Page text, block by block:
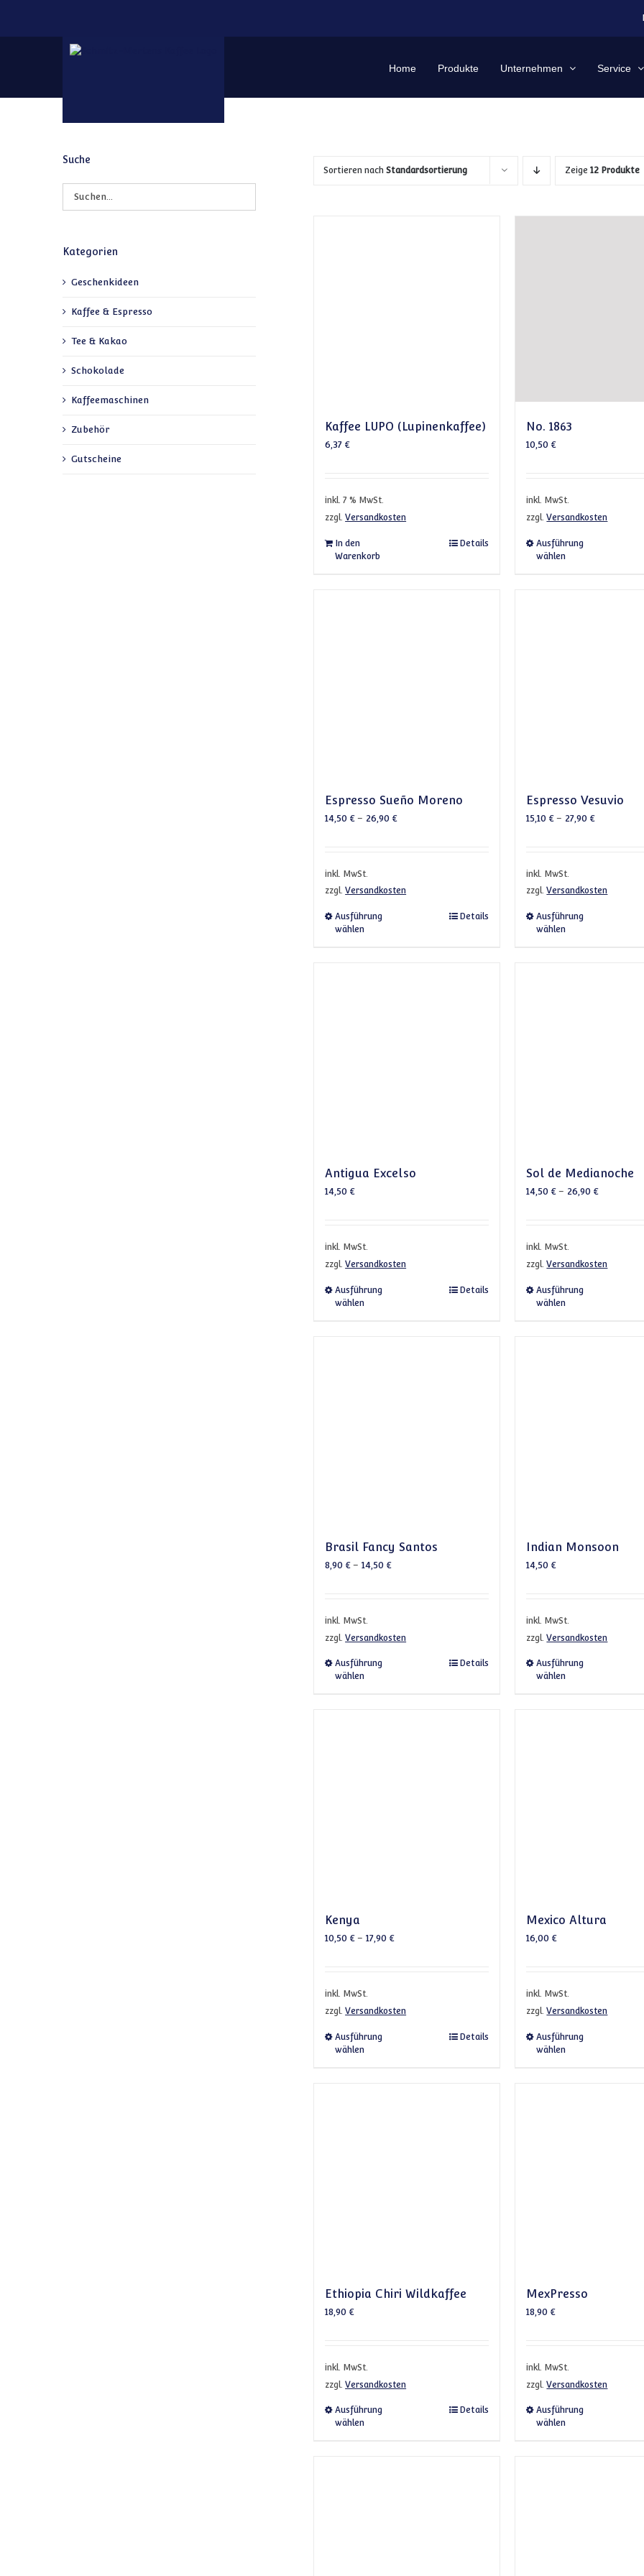
Home Produkte Unternehmen Service
Sortieren nachStandardsortierung Zeige12 Produkte
Kaffee LUPO (Lupinenkaffee)
6,37€
inkl. 7 % MwSt.
zzgl.Versandkosten
In den
Warenkorb
Details
No. 1863
10,50€
inkl. MwSt.
zzgl.Versandkosten
Ausführung
wählen
Espresso Sueño Moreno
14,50€– 26,90€
inkl. MwSt.
zzgl.Versandkosten
Ausführung
wählen
Dieses Produkt weist mehrere Varianten auf. Die
Details
Espresso Vesuvio
15,10€– 27,90€
inkl. MwSt.
zzgl.Versandkosten
Ausführung
wählen
Antigua Excelso
14,50€
inkl. MwSt.
zzgl.Versandkosten
Ausführung
wählen
Dieses Produkt weist mehrere Varianten auf. Die
Details
Sol de Medianoche
14,50€– 26,90€
inkl. MwSt.
zzgl.Versandkosten
Ausführung
wählen
Brasil Fancy Santos
8,90€–14,50€
inkl. MwSt.
zzgl.Versandkosten
Ausführung
wählen
Dieses Produkt weist mehrere Varianten auf. Die
Details
Indian Monsoon
14,50€
inkl. MwSt.
zzgl.Versandkosten
Ausführung
wählen
Kenya
10,50€–17,90€
inkl. MwSt.
zzgl.Versandkosten
Ausführung
wählen
Dieses Produkt weist mehrere Varianten auf. Die
Details
Mexico Altura
16,00€
inkl. MwSt.
zzgl.Versandkosten
Ausführung
wählen
Ethiopia Chiri Wildkaffee
18,90€
inkl. MwSt.
zzgl.Versandkosten
Ausführung
wählen
Dieses Produkt weist mehrere Varianten auf. Die
Details
MexPresso
18,90€
inkl. MwSt.
zzgl.Versandkosten
Ausführung
wählen
Suche
Kategorien
Geschenkideen
Kaffee & Espresso
Tee & Kakao
Schokolade
Kaffeemaschinen
Zubehör
Gutscheine